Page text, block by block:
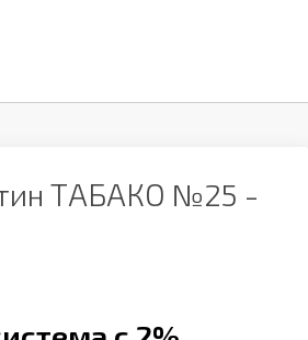
ТАБАКО №25 -